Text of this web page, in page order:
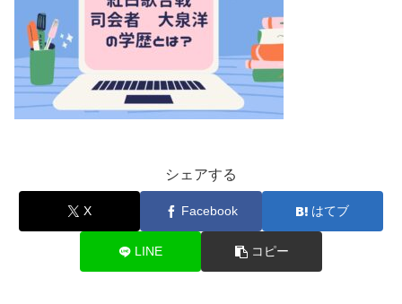
シェアする
X Facebook はてブ
LINE コピー